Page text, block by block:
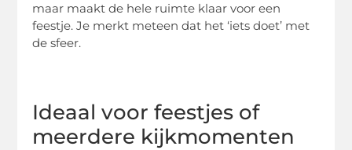
maar maakt de hele ruimte klaar voor een
feestje. Je merkt meteen dat het ‘iets doet’ met
de sfeer.
Ideaal voor feestjes of
meerdere kijkmomenten